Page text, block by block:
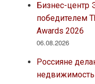
Бизнес-центр
победителем
Awards 2026
06.08.2026
Россияне
недвижимость